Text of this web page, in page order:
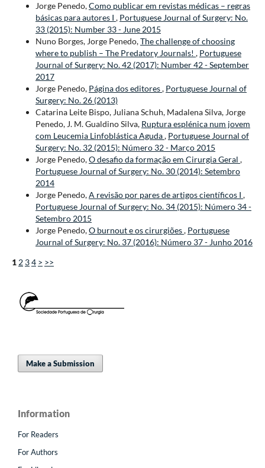
Jorge Penedo,Como publicar em revistas médicas – regras
básicas para autores I , Portuguese Journal of Surgery: No.
33 (2015): Number 33 - June 2015
Nuno Borges, Jorge Penedo,The challenge of choosing
where to publish – The Predatory Journals! , Portuguese
Journal of Surgery: No. 42 (2017): Number 42 - September
2017
Jorge Penedo, Página dos editores, Portuguese Journal of
Surgery: No. 26 (2013)
Catarina Leite Bispo, Juliana Schuh, Madalena Silva, Jorge
Penedo, J. M. Gualdino Silva, Ruptura esplénica num jovem
com Leucemia Linfoblástica Aguda, Portuguese Journal of
Surgery: No. 32 (2015): Número 32 - Março 2015
Jorge Penedo,O desafio da formação em Cirurgia Geral ,
Portuguese Journal of Surgery: No. 30 (2014): Setembro
2014
Jorge Penedo,A revisão por pares de artigos científicos I ,
Portuguese Journal of Surgery: No. 34 (2015): Número 34 -
Setembro 2015
Jorge Penedo,O burnout e os cirurgiões, Portuguese
Journal of Surgery: No. 37 (2016): Número 37 - Junho 2016
12 34 > >>
Make a Submission
Information
For Readers
For Authors